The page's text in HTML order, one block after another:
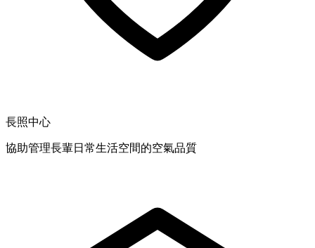
長照中心
協助管理長輩日常生活空間的空氣品質